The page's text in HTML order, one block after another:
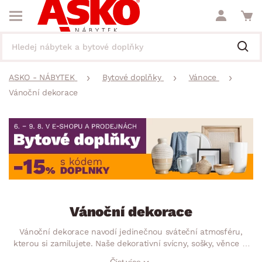
ASKO - NÁBYTEK Bytové doplňky
Vánoce
Vánoční dekorace
Vánoční dekorace
Vánoční dekorace navodí jedinečnou sváteční atmosféru,
kterou si zamilujete. Naše dekorativní svícny, sošky, věnce či